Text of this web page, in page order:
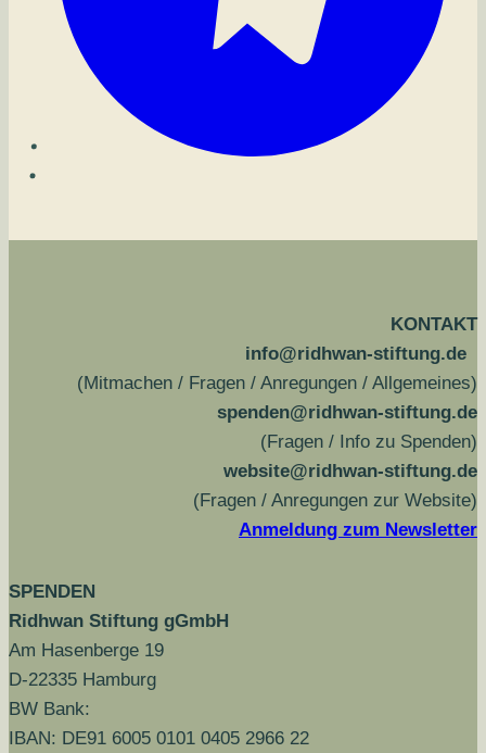
KONTAKT
info@ridhwan-stiftung.de
(Mitmachen / Fragen / Anregungen / Allgemeines)
spenden@ridhwan-stiftung.de
(Fragen / Info zu Spenden)
website@ridhwan-stiftung.de
(Fragen / Anregungen zur Website)
Anmeldung zum Newsletter
SPENDEN
Ridhwan Stiftung gGmbH
Am Hasenberge 19
D-22335 Hamburg
BW Bank:
IBAN: DE91 6005 0101 0405 2966 22